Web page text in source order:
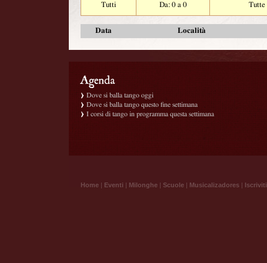
Tutti Da: 0 a 0 Tutte
Data Località
Dove si balla tango oggi
Dove si balla tango questo fine settimana
I corsi di tango in programma questa settimana
Home | Eventi | Milonghe | Scuole | Musicalizadores | Iscriviti